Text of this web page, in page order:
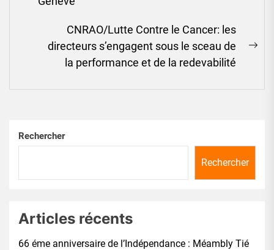
post:
CNRAO/Lutte Contre le Cancer: les
directeurs s’engagent sous le sceau de
la performance et de la redevabilité
Rechercher
Rechercher
Articles récents
66 éme anniversaire de l’Indépendance : Méambly Tié